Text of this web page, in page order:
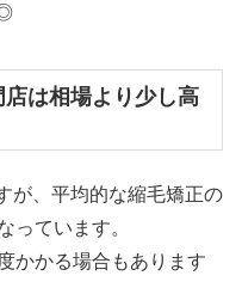
は相場より少し高
が、平均的な縮毛矯正の
っています。
かかる場合もあります